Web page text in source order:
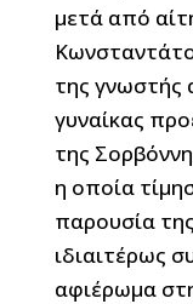
μετά από
της γνωστής
γυναίκας
της
η οποία
παρουσία
ιδιαιτέρως
αφιέρωμα